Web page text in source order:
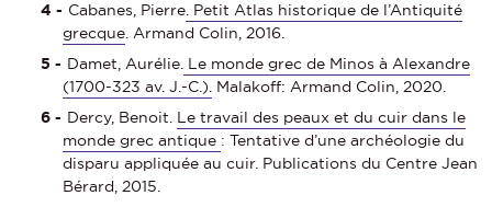
Cabanes, Pierre. Petit Atlas historique de l’Antiquité
grecque. Armand Colin, 2016.
Damet, Aurélie. Le monde grec de Minos à Alexandre
(1700-323 av. J.-C.). Malakoff: Armand Colin, 2020.
Dercy, Benoit. Le travail des peaux et du cuir dans le
monde grec antique : Tentative d’une archéologie du
disparu appliquée au cuir. Publications du Centre Jean
Bérard, 2015.